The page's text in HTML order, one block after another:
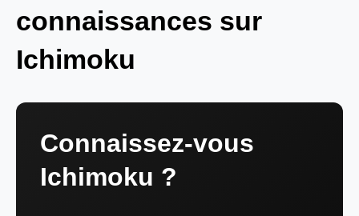
connaissances sur
Ichimoku
Connaissez-vous
Ichimoku ?